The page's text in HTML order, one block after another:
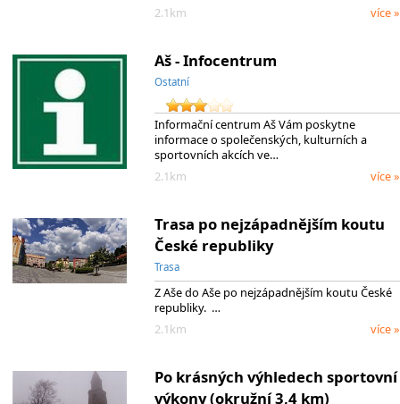
2.1km
více »
Aš - Infocentrum
Ostatní
Informační centrum Aš Vám poskytne
informace o společenských, kulturních a
sportovních akcích ve…
2.1km
více »
Trasa po nejzápadnějším koutu
České republiky
Trasa
Z Aše do Aše po nejzápadnějším koutu České
republiky. …
2.1km
více »
Po krásných výhledech sportovní
výkony (okružní 3,4 km)